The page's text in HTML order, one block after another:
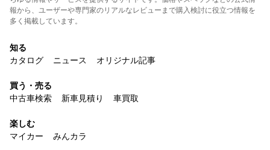
報から、ユーザーや専門家のリアルなレビューまで購入検討に役立つ情報を
多く掲載しています。
知る
カタログ
ニュース オリジナル記事
買う・売る
中古車検索
新車見積り 車買取
楽しむ
マイカー
みんカラ